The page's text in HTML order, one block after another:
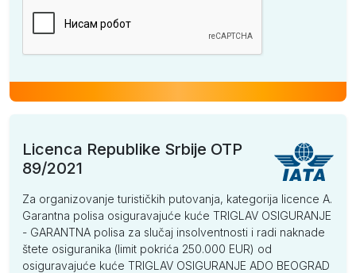
Licenca Republike Srbije OTP
89/2021
Za organizovanje turističkih putovanja, kategorija licence A.
Garantna polisa osiguravajuće kuće TRIGLAV OSIGURANJE
- GARANTNA polisa za slučaj insolventnosti i radi naknade
štete osiguranika (limit pokrića 250.000 EUR) od
osiguravajuće kuće TRIGLAV OSIGURANJE ADO BEOGRAD